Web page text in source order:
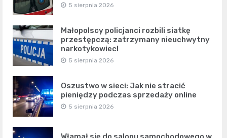
5 sierpnia 2026
Małopolscy policjanci rozbili siatkę
przestępczą: zatrzymany nieuchwytny
narkotykowiec!
5 sierpnia 2026
Oszustwo w sieci: Jak nie stracić
pieniędzy podczas sprzedaży online
5 sierpnia 2026